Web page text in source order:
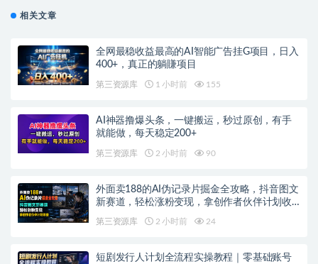
相关文章
全网最稳收益最高的AI智能广告挂G项目，日入
400+，真正的躺賺项目
第三资源库 1 小时前 155
AI神器撸爆头条，一键搬运，秒过原创，有手
就能做，每天稳定200+
第三资源库 2 小时前 90
外面卖188的AI伪记录片掘金全攻略，抖音图文
新赛道，轻松涨粉变现，拿创作者伙伴计划收
第三资源库 2 小时前 24
短剧发行人计划全流程实操教程｜零基础账号